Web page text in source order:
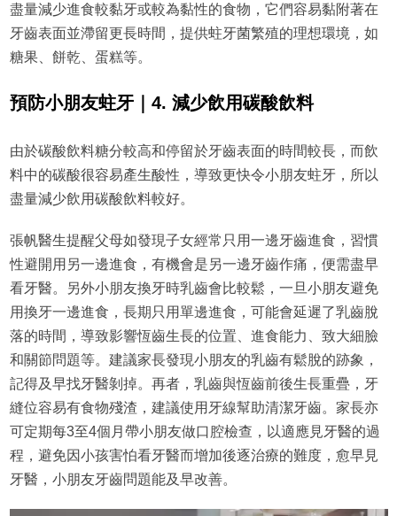
盡量減少進食較黏牙或較為黏性的食物，它們容易黏附著在
牙齒表面並滯留更長時間，提供蛀牙菌繁殖的理想環境，如
糖果、餅乾、蛋糕等。
預防小朋友蛀牙｜4. 減少飲用碳酸飲料
由於碳酸飲料糖分較高和停留於牙齒表面的時間較長，而飲
料中的碳酸很容易產生酸性，導致更快令小朋友蛀牙，所以
盡量減少飲用碳酸飲料較好。
張帆醫生提醒父母如發現子女經常只用一邊牙齒進食，習慣
性避開用另一邊進食，有機會是另一邊牙齒作痛，便需盡早
看牙醫。另外小朋友換牙時乳齒會比較鬆，一旦小朋友避免
用換牙一邊進食，長期只用單邊進食，可能會延遲了乳齒脫
落的時間，導致影響恆齒生長的位置、進食能力、致大細臉
和關節問題等。建議家長發現小朋友的乳齒有鬆脫的跡象，
記得及早找牙醫剝掉。再者，乳齒與恆齒前後生長重疊，牙
縫位容易有食物殘渣，建議使用牙線幫助清潔牙齒。家長亦
可定期每3至4個月帶小朋友做口腔檢查，以適應見牙醫的過
程，避免因小孩害怕看牙醫而增加後逐治療的難度，愈早見
牙醫，小朋友牙齒問題能及早改善。